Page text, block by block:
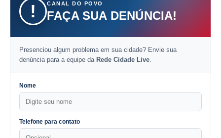
! CANAL DO POVO
FAÇA SUA DENÚNCIA!
Presenciou algum problema em sua cidade? Envie sua
denúncia para a equipe da Rede Cidade Live.
Nome
Telefone para contato